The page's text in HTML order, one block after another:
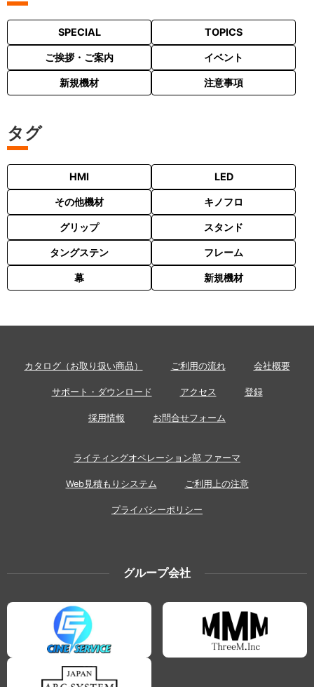
SPECIAL TOPICS
ご挨拶・ご案内 イベント
新規機材 注意事項
タグ
HMI LED
その他機材 キノフロ
グリップ スタンド
タングステン フレーム
幕 新規機材
カタログ（お取り扱い商品） ご利用の流れ 会社概要
サポート・ダウンロード アクセス 登録
採用情報 お問合せフォーム
ライティングオペレーション部 ファーマ
Web見積もりシステム ご利用上の注意
プライバシーポリシー
グループ会社